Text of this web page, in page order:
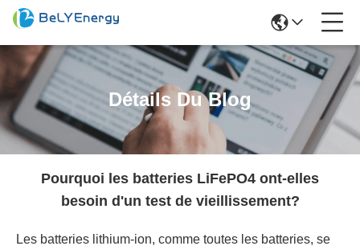
Détails Du Blog
Pourquoi les batteries LiFePO4 ont-elles
besoin d'un test de vieillissement?
Les batteries lithium-ion, comme toutes les batteries, se